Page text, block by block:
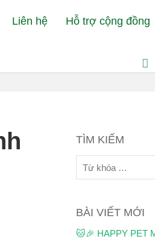
Liên hệ Hỗ trợ cộng đồng
Đôi nét về quy trình lưu chuồng tại
TÌM KIẾM
BÀI VIẾT MỚI
🐱🎉 HAPPY PET